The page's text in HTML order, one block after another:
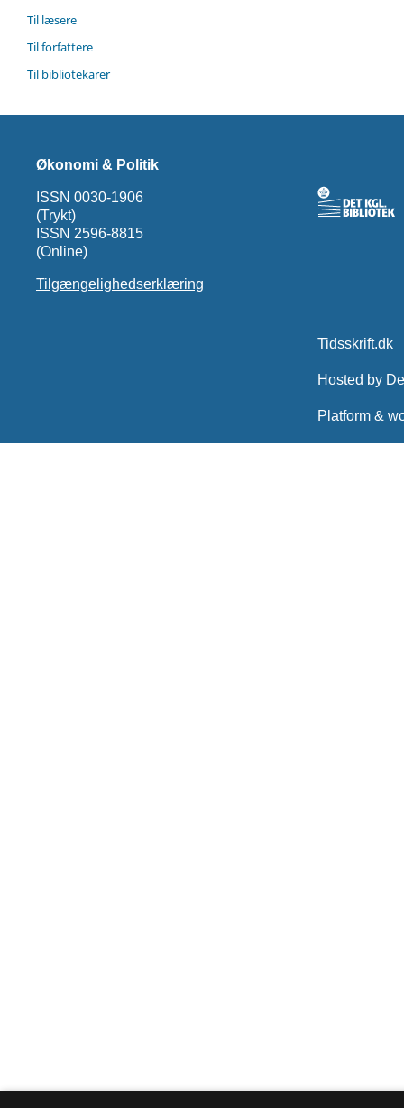
Til læsere
Til forfattere
Til bibliotekarer
Økonomi & Politik
ISSN 0030-1906
(Trykt)
ISSN 2596-8815
(Online)
Tilgængelighedserklæring